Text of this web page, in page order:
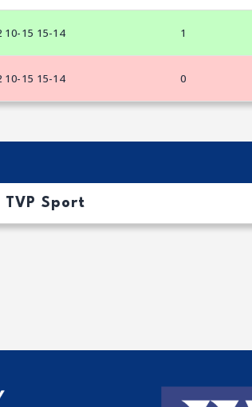
10-15 15-14 1
10-15 15-14 0
TVP Sport